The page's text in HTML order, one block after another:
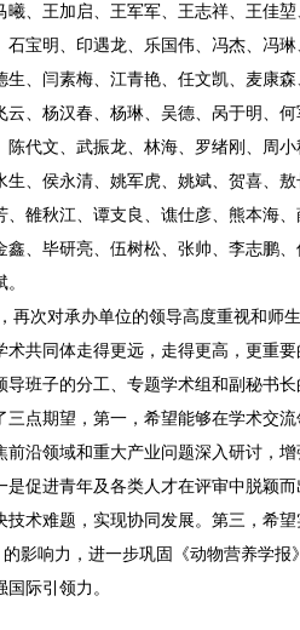
、王加启、王军军、王志祥、王佳
宝明、印遇龙、乐国伟、冯杰、冯
、闫素梅、江青艳、任文凯、麦康
、杨汉春、杨琳、吴德、呙于明、
代文、武振龙、林海、罗绪刚、周
、侯永清、姚军虎、姚斌、贺喜、
雒秋江、谭支良、谯仕彦、熊本海
、毕研亮、伍树松、张帅、李志鹏
再次对承办单位的领导高度重视和师
共同体走得更远，走得更高，更重
导班子的分工、专题学术组和副秘书
点期望，第一，希望能够在学术交
沿领域和重大产业问题深入研讨，
促进青年及各类人才在评审中脱颖
术难题，实现协同发展。第三，希
的影响力，进一步巩固《动物营养学
际引领力。